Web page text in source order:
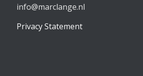
info@marclange.nl
Privacy Statement